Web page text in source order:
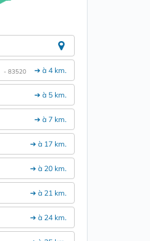
➔ à 4 km.
- 83520
➔ à 5 km.
➔ à 7 km.
➔ à 17 km.
➔ à 20 km.
➔ à 21 km.
➔ à 24 km.